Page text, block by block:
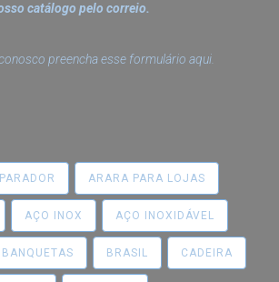
catálogo pelo correio.
preencha esse formulário aqui.
ARARA PARA LOJAS
AÇO INOX AÇO INOXIDÁVEL
BANQUETAS BRASIL CADEIRA